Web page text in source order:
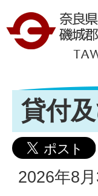
貸付
2026年8